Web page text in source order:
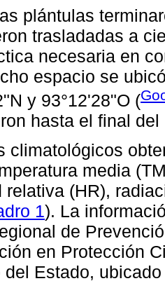
plántulas
trasladadas a
necesaria en
espacio se
y 93°12'28"O (
hasta el final
climatológicos
media
relativa (HR),
1). La
de
en Protección
del Estado,